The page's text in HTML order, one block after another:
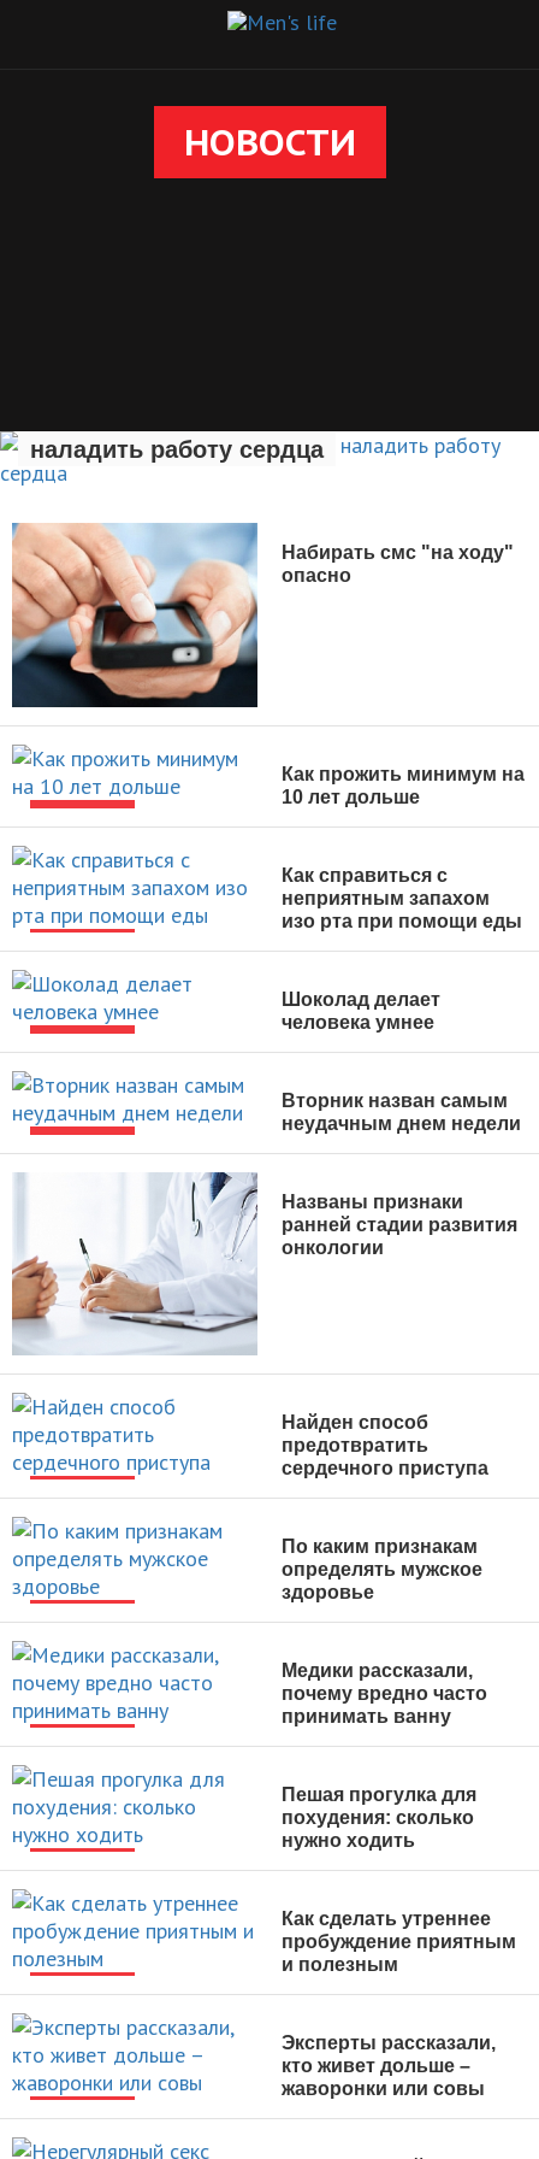
НОВОСТИ
наладить работу сердца
НОВОСТИ
Набирать смс "на ходу"
опасно
Как прожить минимум на
10 лет дольше
НОВОСТИ
Как справиться с
неприятным запахом
изо рта при помощи еды
Шоколад делает
человека умнее
Вторник назван самым
неудачным днем недели
НОВОСТИ
Названы признаки
ранней стадии развития
онкологии
НОВОСТИ
Найден способ
предотвратить
сердечного приступа
НОВОСТИ
По каким признакам
определять мужское
здоровье
НОВОСТИ
Медики рассказали,
почему вредно часто
принимать ванну
НОВОСТИ
Пешая прогулка для
похудения: сколько
нужно ходить
НОВОСТИ
Как сделать утреннее
пробуждение приятным
и полезным
НОВОСТИ
Эксперты рассказали,
кто живет дольше –
жаворонки или совы